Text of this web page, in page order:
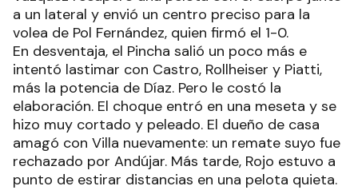
a un lateral y envió un centro preciso para la
volea de Pol Fernández, quien firmó el 1-0.
En desventaja, el Pincha salió un poco más e
intentó lastimar con Castro, Rollheiser y Piatti,
más la potencia de Díaz. Pero le costó la
elaboración. El choque entró en una meseta y se
hizo muy cortado y peleado. El dueño de casa
amagó con Villa nuevamente: un remate suyo fue
rechazado por Andújar. Más tarde, Rojo estuvo a
punto de estirar distancias en una pelota quieta.